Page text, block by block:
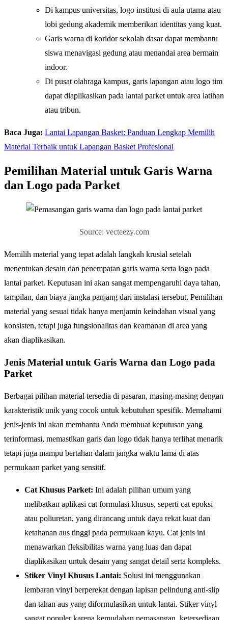
Di kampus universitas, logo institusi di aula utama atau
lobi gedung akademik memberikan identitas yang kuat.
Garis warna di koridor sekolah dasar dapat membantu
siswa menavigasi gedung atau menandai area bermain
indoor.
Di pusat olahraga kampus, garis lapangan atau logo tim
dapat diaplikasikan pada lantai parket untuk area latihan
atau tribun.
Baca Juga: Lantai Lapangan Basket: Panduan Lengkap Memilih
Material Terbaik untuk Lapangan Basket Profesional
Pemilihan Material untuk Garis Warna
dan Logo pada Parket
Source: vecteezy.com
Memilih material yang tepat adalah langkah krusial setelah
menentukan desain dan penempatan garis warna serta logo pada
lantai parket. Keputusan ini akan sangat mempengaruhi daya tahan,
tampilan, dan biaya jangka panjang dari instalasi tersebut. Pemilihan
material yang sesuai tidak hanya menjamin keindahan visual yang
konsisten, tetapi juga fungsionalitas dan keamanan di area yang
akan diaplikasikan.
Jenis Material untuk Garis Warna dan Logo pada
Parket
Berbagai pilihan material tersedia di pasaran, masing-masing dengan
karakteristik unik yang cocok untuk kebutuhan spesifik. Memahami
jenis-jenis ini akan membantu Anda membuat keputusan yang
terinformasi, memastikan garis dan logo tidak hanya terlihat menarik
tetapi juga mampu bertahan dalam jangka waktu lama di atas
permukaan parket yang sensitif.
Cat Khusus Parket: Ini adalah pilihan umum yang
melibatkan aplikasi cat formulasi khusus, seperti cat epoksi
atau poliuretan, yang dirancang untuk daya rekat kuat dan
ketahanan aus tinggi pada permukaan kayu. Cat jenis ini
menawarkan fleksibilitas warna yang luas dan dapat
diaplikasikan untuk desain yang sangat detail serta kompleks.
Stiker Vinyl Khusus Lantai: Solusi ini menggunakan
lembaran vinyl berperekat dengan lapisan pelindung anti-slip
dan tahan aus yang diformulasikan untuk lantai. Stiker vinyl
sangat populer karena kemudahan pemasangan, ketersediaan